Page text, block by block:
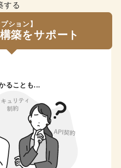
する
プション】
築をサポート
ることも...